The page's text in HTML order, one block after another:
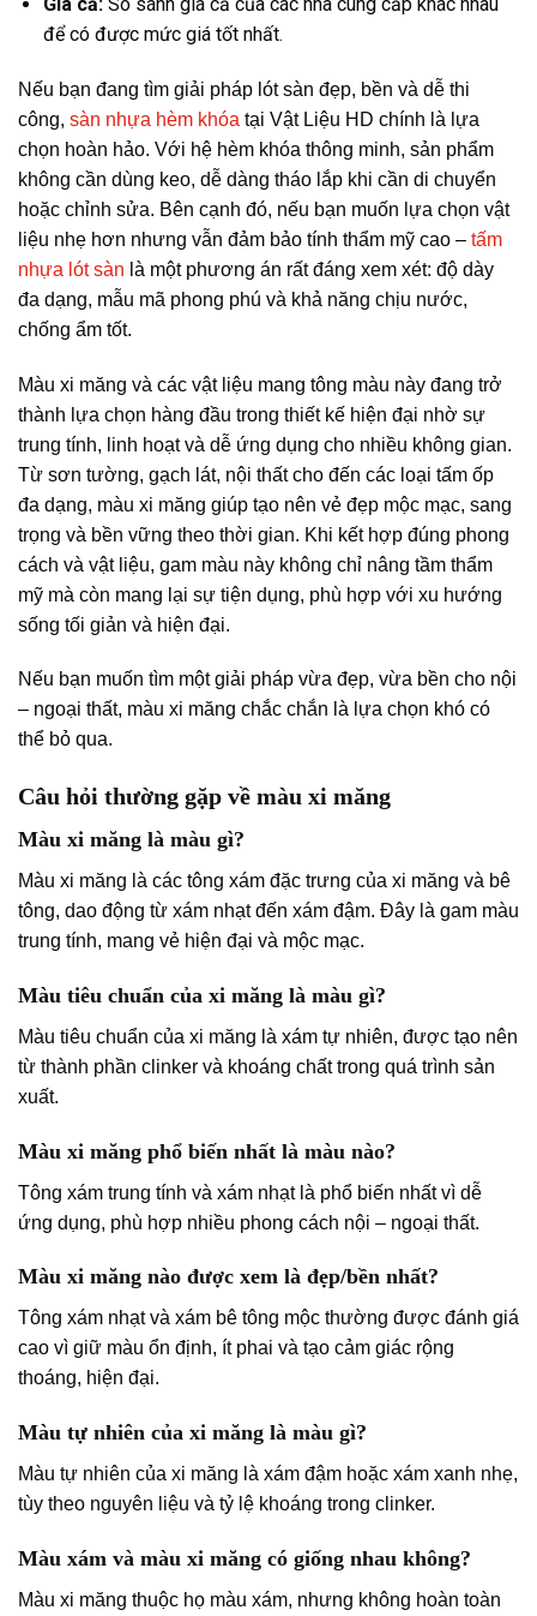
để có được mức giá tốt nhất.
Nếu bạn đang tìm giải pháp lót sàn đẹp, bền và dễ thi
công, sàn nhựa hèm khóa tại Vật Liệu HD chính là lựa
chọn hoàn hảo. Với hệ hèm khóa thông minh, sản phẩm
không cần dùng keo, dễ dàng tháo lắp khi cần di chuyển
hoặc chỉnh sửa. Bên cạnh đó, nếu bạn muốn lựa chọn vật
liệu nhẹ hơn nhưng vẫn đảm bảo tính thẩm mỹ cao – tấm
nhựa lót sàn là một phương án rất đáng xem xét: độ dày
đa dạng, mẫu mã phong phú và khả năng chịu nước,
chống ẩm tốt.
Màu xi măng và các vật liệu mang tông màu này đang trở
thành lựa chọn hàng đầu trong thiết kế hiện đại nhờ sự
trung tính, linh hoạt và dễ ứng dụng cho nhiều không gian.
Từ sơn tường, gạch lát, nội thất cho đến các loại tấm ốp
đa dạng, màu xi măng giúp tạo nên vẻ đẹp mộc mạc, sang
trọng và bền vững theo thời gian. Khi kết hợp đúng phong
cách và vật liệu, gam màu này không chỉ nâng tầm thẩm
mỹ mà còn mang lại sự tiện dụng, phù hợp với xu hướng
sống tối giản và hiện đại.
Nếu bạn muốn tìm một giải pháp vừa đẹp, vừa bền cho nội
– ngoại thất, màu xi măng chắc chắn là lựa chọn khó có
thể bỏ qua.
Câu hỏi thường gặp về màu xi măng
Màu xi măng là màu gì?
Màu xi măng là các tông xám đặc trưng của xi măng và bê
tông, dao động từ xám nhạt đến xám đậm. Đây là gam màu
trung tính, mang vẻ hiện đại và mộc mạc.
Màu tiêu chuẩn của xi măng là màu gì?
Màu tiêu chuẩn của xi măng là xám tự nhiên, được tạo nên
từ thành phần clinker và khoáng chất trong quá trình sản
xuất.
Màu xi măng phổ biến nhất là màu nào?
Tông xám trung tính và xám nhạt là phổ biến nhất vì dễ
ứng dụng, phù hợp nhiều phong cách nội – ngoại thất.
Màu xi măng nào được xem là đẹp/bền nhất?
Tông xám nhạt và xám bê tông mộc thường được đánh giá
cao vì giữ màu ổn định, ít phai và tạo cảm giác rộng
thoáng, hiện đại.
Màu tự nhiên của xi măng là màu gì?
Màu tự nhiên của xi măng là xám đậm hoặc xám xanh nhẹ,
tùy theo nguyên liệu và tỷ lệ khoáng trong clinker.
Màu xám và màu xi măng có giống nhau không?
Màu xi măng thuộc họ màu xám, nhưng không hoàn toàn